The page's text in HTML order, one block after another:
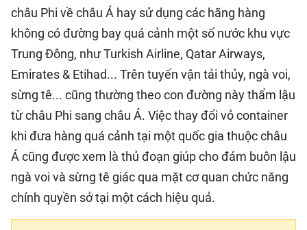
châu Phi về châu Á hay sử dụng các hãng hàng
không có đường bay quá cảnh một số nước khu vực
Trung Đông, như Turkish Airline, Qatar Airways,
Emirates & Etihad... Trên tuyến vận tải thủy, ngà voi,
sừng tê... cũng thường theo con đường này thẩm lậu
từ châu Phi sang châu Á. Việc thay đổi vỏ container
khi đưa hàng quá cảnh tại một quốc gia thuộc châu
Á cũng được xem là thủ đoạn giúp cho đám buôn lậu
ngà voi và sừng tê giác qua mặt cơ quan chức năng
chính quyền sở tại một cách hiệu quả.